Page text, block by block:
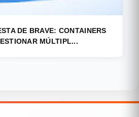
DE BRAVE: CONTAINERS
MÚLTIPL...